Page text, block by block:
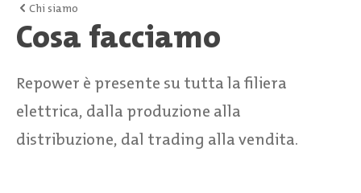
Chi siamo
Cosa facciamo
Repower è presente su tutta la filiera
elettrica, dalla produzione alla
distribuzione, dal trading alla vendita.